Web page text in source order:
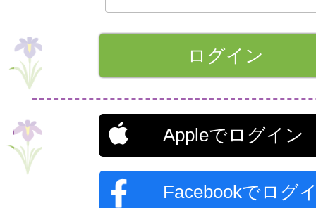
Appleでログイン
Facebookでログ